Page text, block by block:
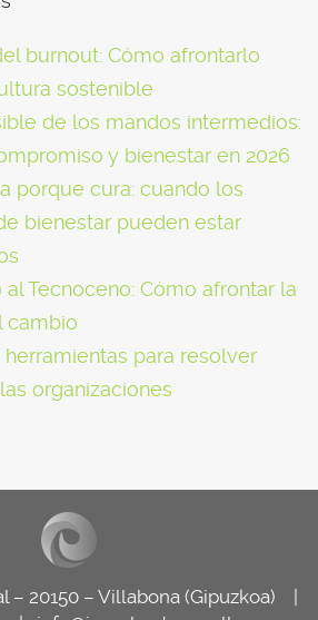
burnout: Cómo afrontarlo
sostenible
de los mandos intermedios:
y bienestar en 2026
porque cura: cuando los
bienestar pueden estar
Tecnoceno: Cómo afrontar la
cambio
herramientas para resolver
organizaciones
– 20150 – Villabona (Gipuzkoa) |